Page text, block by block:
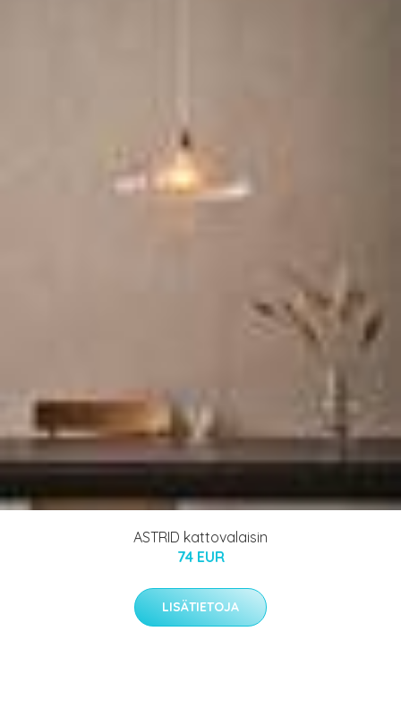
ASTRID kattovalaisin
74 EUR
LISÄTIETOJA